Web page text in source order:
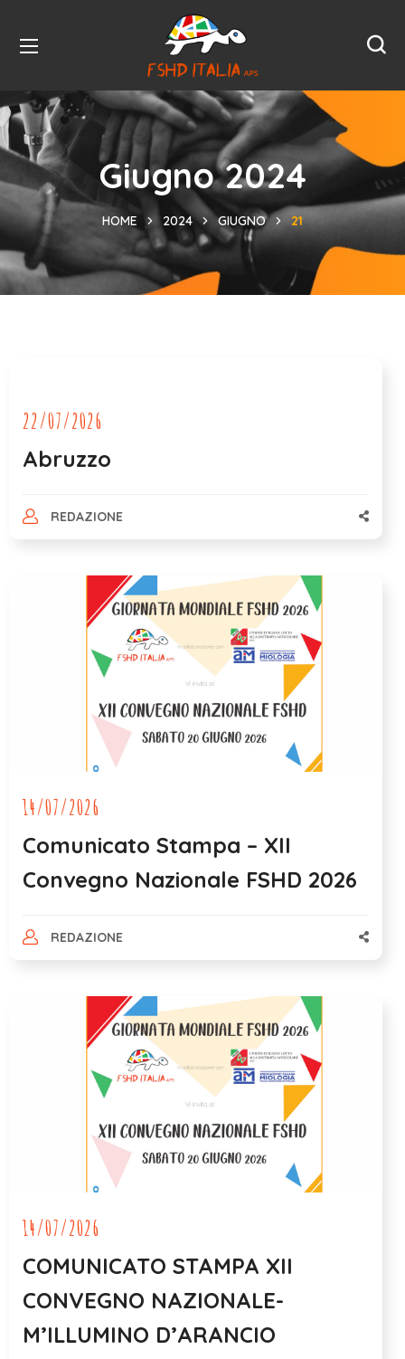
Giugno 2024
HOME 2024 GIUGNO 21
22/07/2026
Abruzzo
REDAZIONE
14/07/2026
Comunicato Stampa – XII
Convegno Nazionale FSHD 2026
REDAZIONE
14/07/2026
COMUNICATO STAMPA XII
CONVEGNO NAZIONALE-
M’ILLUMINO D’ARANCIO